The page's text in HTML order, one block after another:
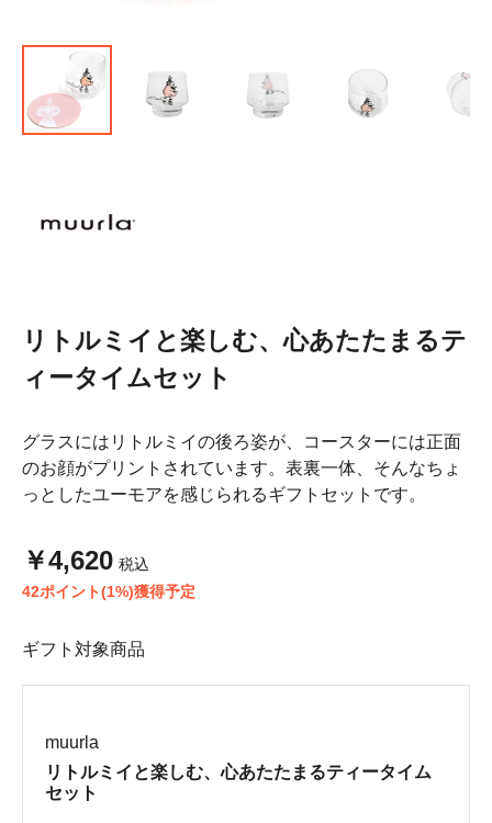
リトルミイと楽しむ、心あたたまるテ
ィータイムセット
グラスにはリトルミイの後ろ姿が、コースターには正面
のお顔がプリントされています。表裏一体、そんなちょ
っとしたユーモアを感じられるギフトセットです。
￥4,620 税込
42ポイント(1%)獲得予定
ギフト対象商品
muurla
リトルミイと楽しむ、心あたたまるティータイム
セット